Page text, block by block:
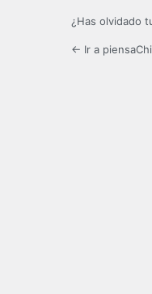
¿Has olvidado
← Ir a